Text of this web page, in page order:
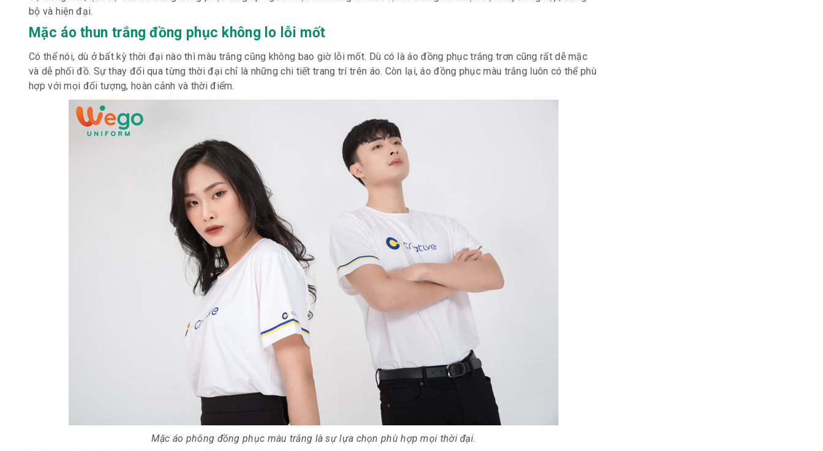
bộ và hiện đại.
Mặc áo thun trắng đồng phục không lo lỗi mốt
Có thể nói, dù ở bất kỳ thời đại nào thì màu trắng cũng không bao giờ lỗi mốt. Dù có là áo đồng phục trắng trơn cũng rất dễ mặc
và dễ phối đồ. Sự thay đổi qua từng thời đại chỉ là những chi tiết trang trí trên áo. Còn lại, áo đồng phục màu trắng luôn có thể phù
hợp với mọi đối tượng, hoàn cảnh và thời điểm.
Mặc áo phông đồng phục màu trắng là sự lựa chọn phù hợp mọi thời đại.